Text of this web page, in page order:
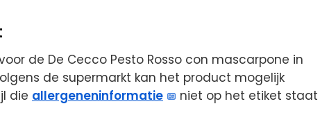
de De Cecco Pesto Rosso con mascarpone in
de supermarkt kan het product mogelijk
die allergeneninformatie
niet op het etiket staat